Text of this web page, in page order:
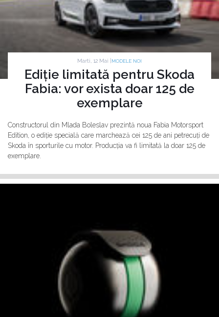
Marti, 12 Mai | MODELE NOI
Ediție limitată pentru Skoda
Fabia: vor exista doar 125 de
exemplare
Constructorul din Mlada Boleslav prezintă noua Fabia Motorsport
Edition, o ediție specială care marchează cei 125 de ani petrecuți de
Skoda în sporturile cu motor. Producția va fi limitată la doar 125 de
exemplare.